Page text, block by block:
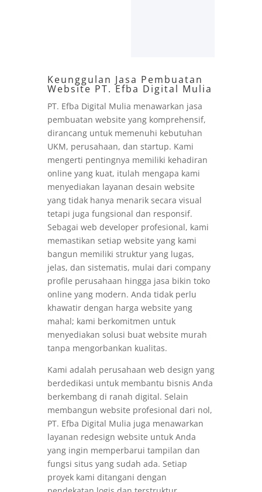
Keunggulan Jasa Pembuatan
Website PT. Efba Digital Mulia
PT. Efba Digital Mulia menawarkan jasa
pembuatan website yang komprehensif,
dirancang untuk memenuhi kebutuhan
UKM, perusahaan, dan startup. Kami
mengerti pentingnya memiliki kehadiran
online yang kuat, itulah mengapa kami
menyediakan layanan desain website
yang tidak hanya menarik secara visual
tetapi juga fungsional dan responsif.
Sebagai web developer profesional, kami
memastikan setiap website yang kami
bangun memiliki struktur yang lugas,
jelas, dan sistematis, mulai dari company
profile perusahaan hingga jasa bikin toko
online yang modern. Anda tidak perlu
khawatir dengan harga website yang
mahal; kami berkomitmen untuk
menyediakan solusi buat website murah
tanpa mengorbankan kualitas.
Kami adalah perusahaan web design yang
berdedikasi untuk membantu bisnis Anda
berkembang di ranah digital. Selain
membangun website profesional dari nol,
PT. Efba Digital Mulia juga menawarkan
layanan redesign website untuk Anda
yang ingin memperbarui tampilan dan
fungsi situs yang sudah ada. Setiap
proyek kami ditangani dengan